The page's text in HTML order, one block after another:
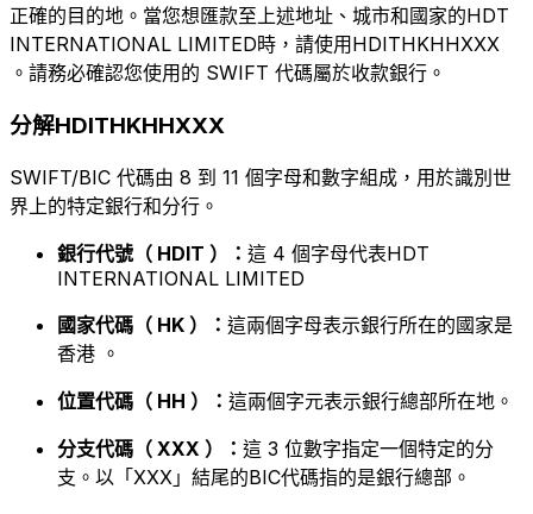
正確的目的地。當您想匯款至上述地址、城市和國家的HDT
INTERNATIONAL LIMITED時，請使用HDITHKHHXXX
。請務必確認您使用的 SWIFT 代碼屬於收款銀行。
分解HDITHKHHXXX
SWIFT/BIC 代碼由 8 到 11 個字母和數字組成，用於識別世
界上的特定銀行和分行。
銀行代號（ HDIT ）： 這 4 個字母代表HDT
INTERNATIONAL LIMITED
國家代碼（ HK ）： 這兩個字母表示銀行所在的國家是
香港 。
位置代碼（ HH ）： 這兩個字元表示銀行總部所在地。
分支代碼（ XXX ）： 這 3 位數字指定一個特定的分
支。以「XXX」結尾的BIC代碼指的是銀行總部。